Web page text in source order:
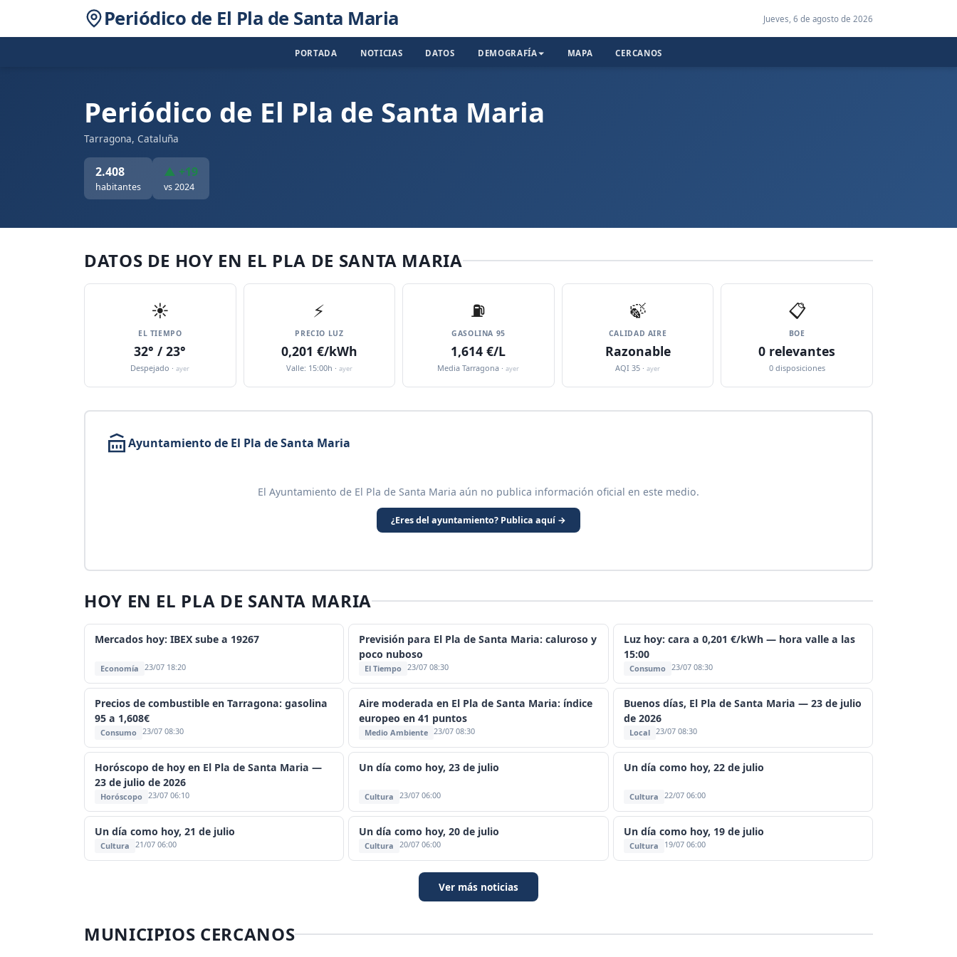
Periódico de El Pla de Santa Maria Jueves, 6 de agosto de 2026
PORTADA NOTICIAS DATOS DEMOGRAFÍA MAPA CERCANOS
Periódico de El Pla de Santa Maria
Tarragona, Cataluña
2.408
habitantes
▲ +19
vs 2024
DATOS DE HOY EN EL PLA DE SANTA MARIA
☀️
EL TIEMPO
32° / 23°
Despejado ·ayer
⚡
PRECIO LUZ
0,201 €/kWh
Valle: 15:00h · ayer
⛽️
GASOLINA 95
1,614 €/L
Media Tarragona ·ayer
🍃
CALIDAD AIRE
Razonable
AQI 35 ·ayer
📋
BOE
0 relevantes
0 disposiciones
Ayuntamiento de El Pla de Santa Maria
El Ayuntamiento de El Pla de Santa Maria aún no publica información oficial en este medio.
¿Eres del ayuntamiento? Publica aquí →
HOY EN EL PLA DE SANTA MARIA
Mercados hoy: IBEX sube a 19267
Economía 23/07 18:20
Previsión para El Pla de Santa Maria: caluroso y
poco nuboso
El Tiempo 23/07 08:30
Luz hoy: cara a 0,201 €/kWh — hora valle a las
15:00
Consumo 23/07 08:30
Precios de combustible en Tarragona: gasolina
95 a 1,608€
Consumo 23/07 08:30
Aire moderada en El Pla de Santa Maria: índice
europeo en 41 puntos
Medio Ambiente 23/07 08:30
Buenos días, El Pla de Santa Maria — 23 de julio
de 2026
Local 23/07 08:30
Horóscopo de hoy en El Pla de Santa Maria —
23 de julio de 2026
Horóscopo 23/07 06:10
Un día como hoy, 23 de julio
Cultura 23/07 06:00
Un día como hoy, 22 de julio
Cultura 22/07 06:00
Un día como hoy, 21 de julio
Cultura 21/07 06:00
Un día como hoy, 20 de julio
Cultura 20/07 06:00
Un día como hoy, 19 de julio
Cultura 19/07 06:00
Ver más noticias
MUNICIPIOS CERCANOS